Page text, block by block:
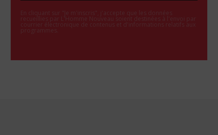
En cliquant sur "Je m'inscris", j'accepte que les données
recueillies par L'Homme Nouveau soient destinées à l'envoi par
courrier électronique de contenus et d'informations relatifs aux
programmes.